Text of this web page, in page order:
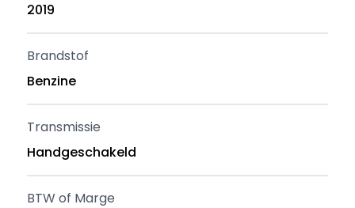
2019
Brandstof
Benzine
Transmissie
Handgeschakeld
BTW of Marge